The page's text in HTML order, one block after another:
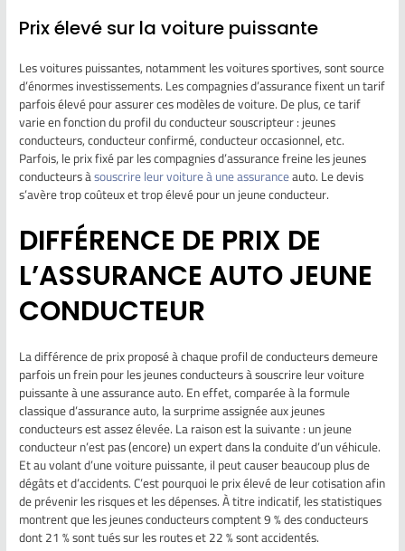
Prix élevé sur la voiture puissante
Les voitures puissantes, notamment les voitures sportives, sont source
d’énormes investissements. Les compagnies d’assurance fixent un tarif
parfois élevé pour assurer ces modèles de voiture. De plus, ce tarif
varie en fonction du profil du conducteur souscripteur : jeunes
conducteurs, conducteur confirmé, conducteur occasionnel, etc.
Parfois, le prix fixé par les compagnies d’assurance freine les jeunes
conducteurs àsouscrire leur voiture à une assuranceauto. Le devis
s’avère trop coûteux et trop élevé pour un jeune conducteur.
DIFFÉRENCE DE PRIX DE
L’ASSURANCE AUTO JEUNE
CONDUCTEUR
La différence de prix proposé à chaque profil de conducteurs demeure
parfois un frein pour les jeunes conducteurs à souscrire leur voiture
puissante à une assurance auto. En effet, comparée à la formule
classique d’assurance auto, la surprime assignée aux jeunes
conducteurs est assez élevée. La raison est la suivante : un jeune
conducteur n’est pas (encore) un expert dans la conduite d’un véhicule.
Et au volant d’une voiture puissante, il peut causer beaucoup plus de
dégâts et d’accidents. C’est pourquoi le prix élevé de leur cotisation afin
de prévenir les risques et les dépenses. À titre indicatif, les statistiques
montrent que les jeunes conducteurs comptent 9 % des conducteurs
dont 21 % sont tués sur les routes et 22 % sont accidentés.